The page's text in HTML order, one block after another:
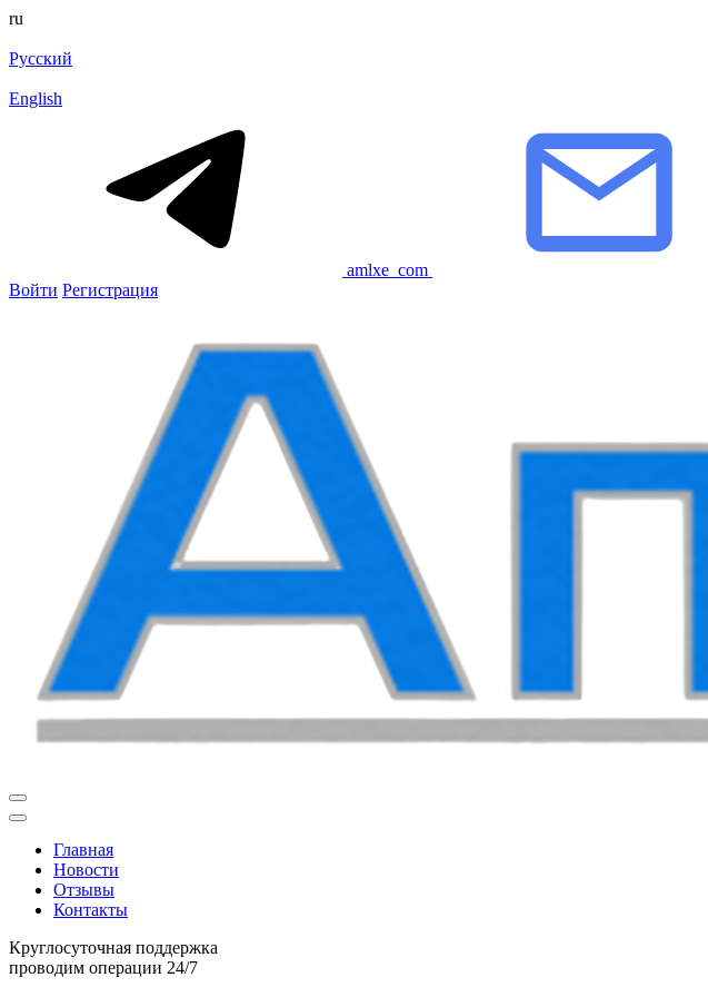
ru
Русский
English
amlxe_com
Войти Регистрация
Главная
Новости
Отзывы
Контакты
Круглосуточная поддержка
проводим операции 24/7